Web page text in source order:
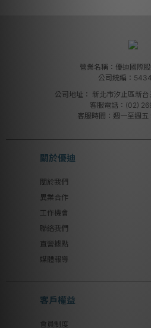
營業名稱：優迪國際
公司統編：
公司地址： 新北市汐止區新
客服電話：(02)
客服時間：週一至週
關於優迪
關於我們
異業合作
工作機會
聯絡我們
直營據點
媒體報導
客戶權益
會員制度